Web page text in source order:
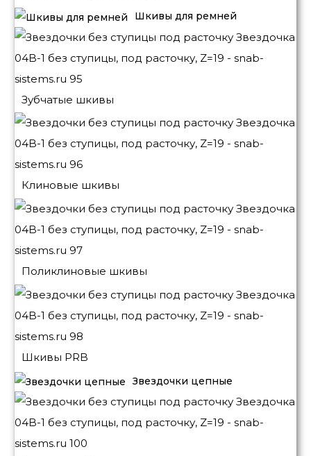
Шкивы для ремней
Зубчатые шкивы
Клиновые шкивы
Поликлиновые шкивы
Шкивы PRB
Звездочки цепные